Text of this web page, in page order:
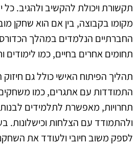
תקשורת ויכולת להקשיב ולהגיב. כל
מקומו בקבוצה, בין אם הוא שחקן
החברתיים הנלמדים במהלך
תחומים אחרים בחיים, כמו לימודים
תהליך הפיתוח האישי כולל גם חיזוק
התמודדות עם אתגרים, כמו
תחרויות, מאפשרת לתלמידים
ולהתמודד עם הצלחות וכישלונות.
לספק משוב חיובי ולעודד את